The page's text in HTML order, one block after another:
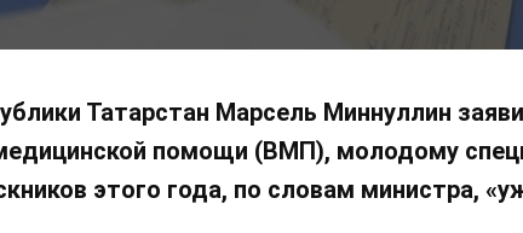
Татарстан Марсель Миннуллин
помощи (ВМП), молодому
этого года, по словам министра,